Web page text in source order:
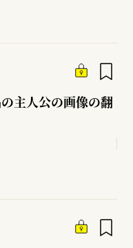
主人公の画像の翻